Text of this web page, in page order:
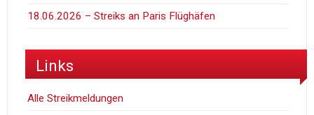
18.06.2026 – Streiks an Paris Flüghäfen
Links
Alle Streikmeldungen